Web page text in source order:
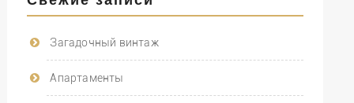
Загадочный винтаж
Апартаменты